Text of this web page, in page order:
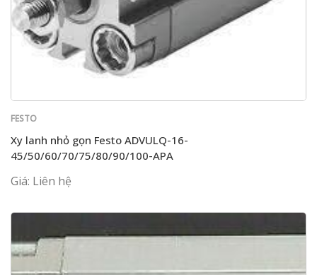
FESTO
Xy lanh nhỏ gọn Festo ADVULQ-16-
45/50/60/70/75/80/90/100-APA
Giá: Liên hệ